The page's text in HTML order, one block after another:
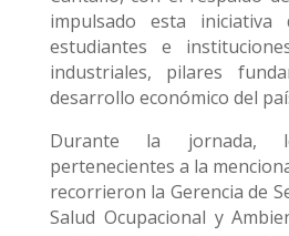
impulsado esta
estudiantes e
industriales, pilares
desarrollo económico del
Durante la jornada,
pertenecientes a la
recorrieron la Gerencia de
Salud Ocupacional y